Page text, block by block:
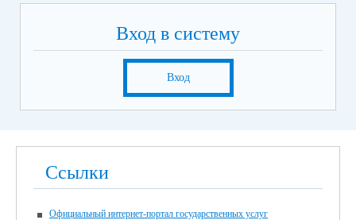
Вход в систему
Вход
Ссылки
Официальный интернет-портал государственных услуг